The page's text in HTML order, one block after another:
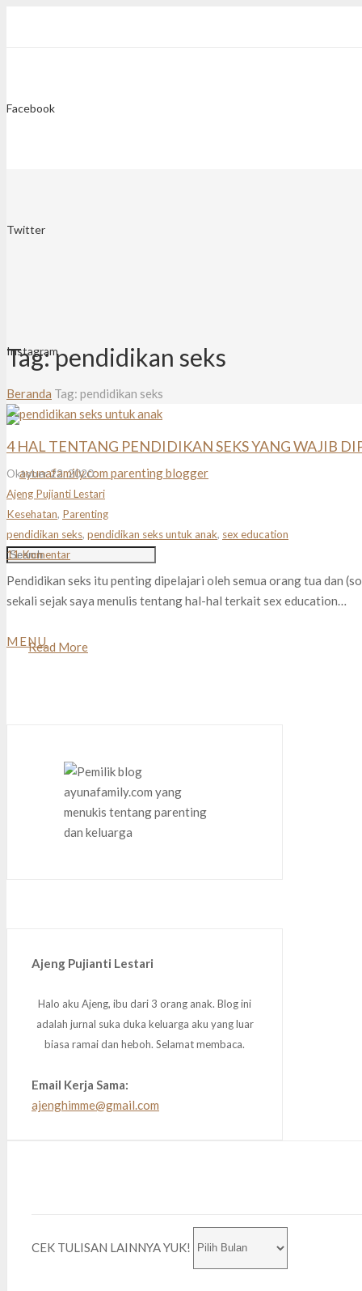
Facebook
Twitter
Instagram
MENU
Tag:pendidikan seks
Beranda Tag: pendidikan seks
4 HAL TENTANG PENDIDIKAN SEKS YANG WAJIB
Oktober 22, 2020
Ajeng Pujianti Lestari
Kesehatan, Parenting
pendidikan seks, pendidikan seks untuk anak, sex education
11Komentar
Pendidikan seks itu penting dipelajari oleh semua orang tua dan
sekali sejak saya menulis tentang hal-hal terkait sex education…
Read More
Ajeng Pujianti Lestari
Halo aku Ajeng, ibu dari 3 orang anak. Blog ini
adalah jurnal suka duka keluarga aku yang luar
biasa ramai dan heboh. Selamat membaca.
Email Kerja Sama:
ajenghimme@gmail.com
CEK TULISAN LAINNYA YUK!